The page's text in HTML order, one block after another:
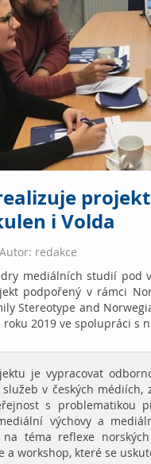
i Volda
redakce
mediálních studií pod
podpořený v rámci
Stereotype and
2019 ve spolupráci s
je vypracovat
v českých
s problematikou
výchovy a
na téma reflexe
a workshop, které se